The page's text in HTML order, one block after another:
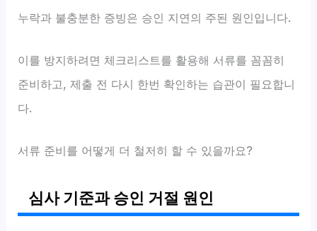
누락과 불충분한 증빙은 승인 지연의 주된 원인입니다.
이를 방지하려면 체크리스트를 활용해 서류를 꼼꼼히
준비하고, 제출 전 다시 한번 확인하는 습관이 필요합니
다.
서류 준비를 어떻게 더 철저히 할 수 있을까요?
심사 기준과 승인 거절 원인